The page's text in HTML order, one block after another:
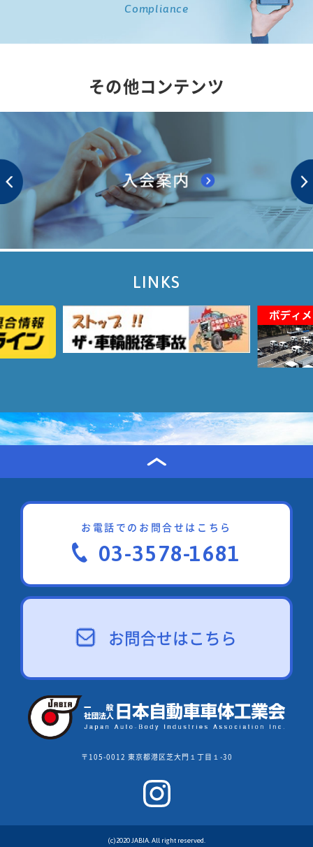
Compliance
その他コンテンツ
LINKS
お電話でのお問合せはこちら
03-3578-1681
お問合せはこちら
〒105-0012 東京都港区芝大門１丁目１-30
(c)2020 JABIA. All right reserved.